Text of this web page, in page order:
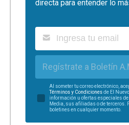
directa para entender lo
Regístrate a Boletín
Al someter tu correo electrónico,
Términos y Condiciones de El
información u ofertas especiales
Media, sus afiliadas o de terceros.
boletines en cualquier momento.